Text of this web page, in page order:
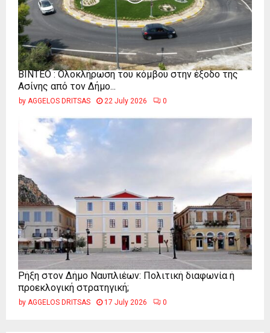
ΒΙΝΤΕΟ : Ολοκλήρωση του κόμβου στην έξοδο της
Ασίνης από τον Δήμο...
by AGGELOS DRITSAS 22 July 2026 0
Ρήξη στον Δήμο Ναυπλιέων: Πολιτική διαφωνία ή
προεκλογική στρατηγική;
by AGGELOS DRITSAS 17 July 2026 0